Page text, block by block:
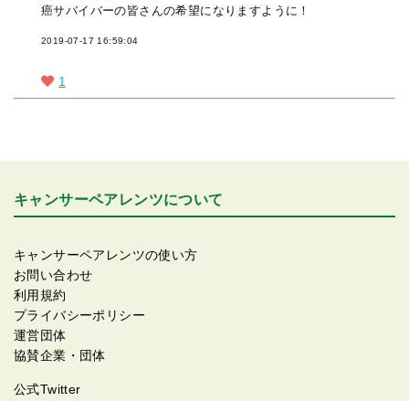
癌サバイバーの皆さんの希望になりますように！
2019-07-17 16:59:04
1
キャンサーペアレンツについて
キャンサーペアレンツの使い方
お問い合わせ
利用規約
プライバシーポリシー
運営団体
協賛企業・団体
公式Twitter